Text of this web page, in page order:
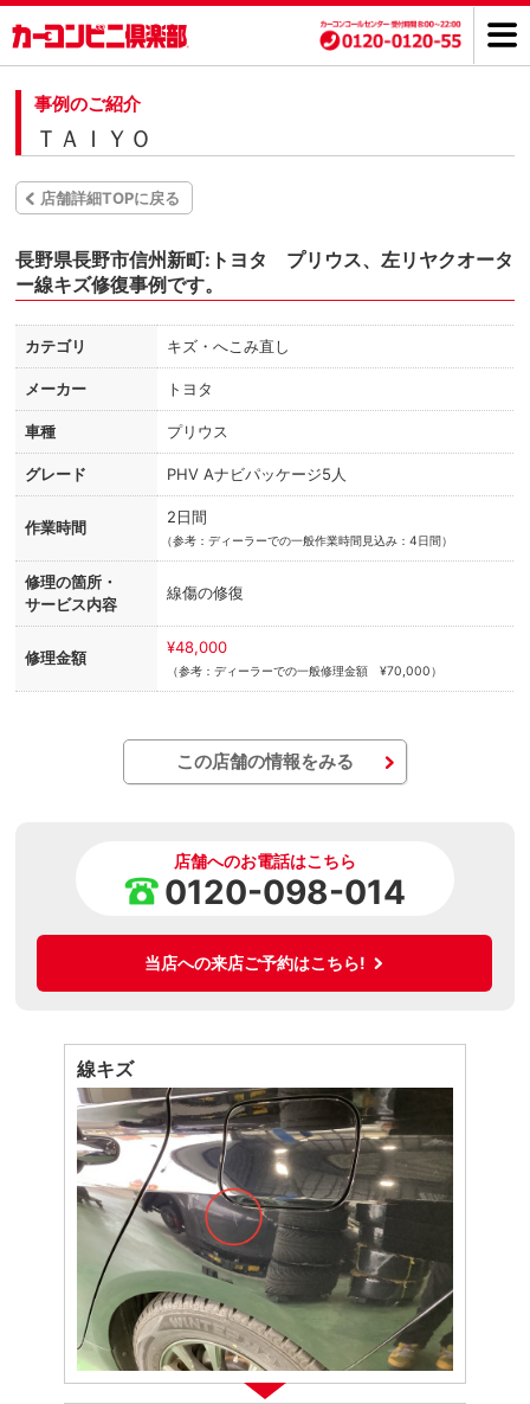
事例のご紹介
ＴＡＩＹＯ
店舗詳細TOPに戻る
長野県長野市信州新町:トヨタ プリウス、左リヤクオータ
ー線キズ修復事例です。
カテゴリ キズ・へこみ直し
メーカー トヨタ
車種 プリウス
グレード PHV Aナビパッケージ5人
作業時間
2日間
（参考：ディーラーでの一般作業時間見込み：4日間）
修理の箇所・
サービス内容
線傷の修復
修理金額
¥48,000
（参考：ディーラーでの一般修理金額 ¥70,000）
この店舗の情報をみる
店舗へのお電話はこちら
0120-098-014
当店への来店ご予約はこちら!
線キズ